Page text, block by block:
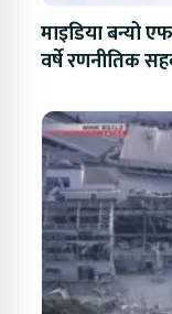
माइडिया बन्यो
वर्षे रणनीतिक